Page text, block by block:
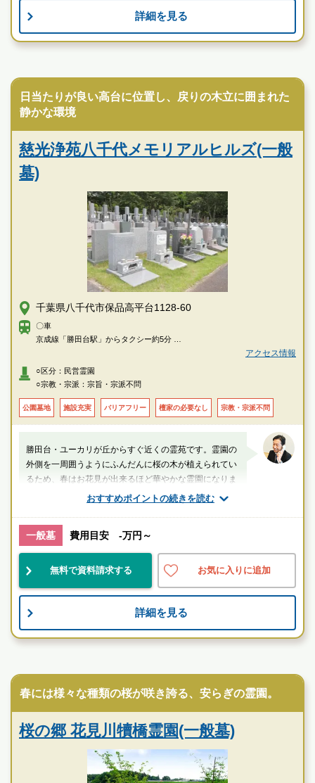
お墓のことなら何でもご相談ください
現地を見学して実際の雰囲気をお確かめください
す
詳細を見る
日当たりが良い高台に位置し、戻りの木立に囲まれた
静かな環境
慈光浄苑八千代メモリアルヒルズ(一般
墓)
千葉県八千代市保品高平台1128-60
〇車
京成線「勝田台駅」からタクシー約5分
アクセス情報
○区分：民営霊園
○宗教・宗派：宗旨・宗派不問
公園墓地 施設充実 バリアフリー 檀家の必要なし 宗教・宗派不問
おすすめポイントの続きを読む
勝田台・ユーカリが丘からすぐ近くの霊苑です。霊園の
外側を一周囲うようにふんだんに桜の木が植えられてい
るため、春はお花見が出来るほど華やかな霊園になりま
山口（業界歴20年以上）
自然豊 設備良 宗教不問
お墓のことなら何でもご相談ください
現地を見学して実際の雰囲気をお確かめください
す
一般墓 費用目安 -万円～
無料で資料請求する お気に入りに追加
詳細を見る
春には様々な種類の桜が咲き誇る、安らぎの霊園。
桜の郷 花見川犢橋霊園(一般墓)